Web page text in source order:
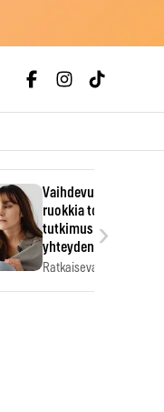
Vaihdevuodet ja
ruokkia toisiaan –
tutkimus paljasti
yhteyden
Ratkaiseva tekijä ei
›